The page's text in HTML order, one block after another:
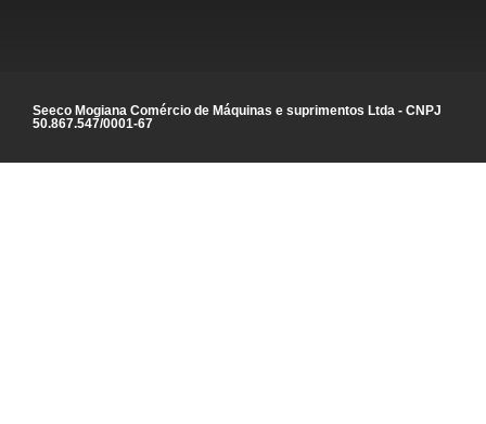
Seeco Mogiana Comércio de Máquinas e suprimentos Ltda - CNPJ
50.867.547/0001-67